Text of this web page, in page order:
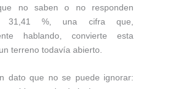
no saben o no responden
31,41 %, una cifra que,
hablando, convierte esta
terreno todavía abierto.
dato que no se puede ignorar: